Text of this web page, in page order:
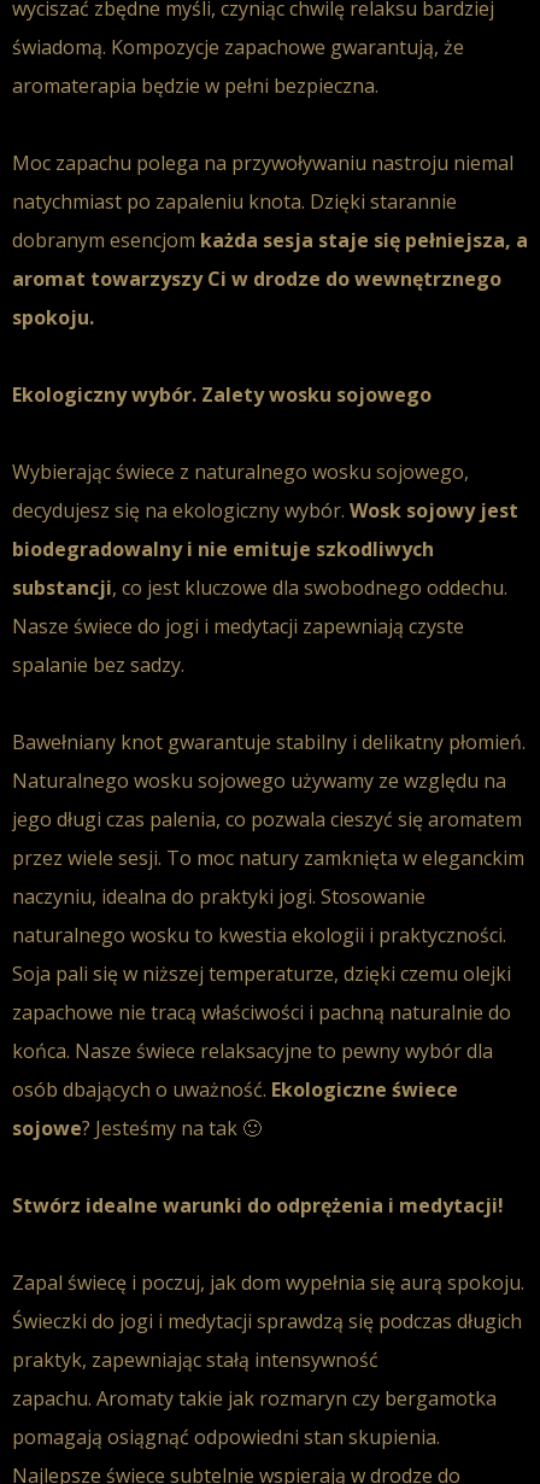
wyciszać zbędne myśli, czyniąc chwilę relaksu bardziej
świadomą. Kompozycje zapachowe gwarantują, że
aromaterapia będzie w pełni bezpieczna.
Moc zapachu polega na przywoływaniu nastroju niemal
natychmiast po zapaleniu knota. Dzięki starannie
dobranym esencjom każda sesja staje się pełniejsza, a
aromat towarzyszy Ci w drodze do wewnętrznego
spokoju.
Ekologiczny wybór. Zalety wosku sojowego
Wybierając świece z naturalnego wosku sojowego,
decydujesz się na ekologiczny wybór. Wosk sojowy jest
biodegradowalny i nie emituje szkodliwych
substancji, co jest kluczowe dla swobodnego oddechu.
Nasze świece do jogi i medytacji zapewniają czyste
spalanie bez sadzy.
Bawełniany knot gwarantuje stabilny i delikatny płomień.
Naturalnego wosku sojowego używamy ze względu na
jego długi czas palenia, co pozwala cieszyć się aromatem
przez wiele sesji. To moc natury zamknięta w eleganckim
naczyniu, idealna do praktyki jogi. Stosowanie
naturalnego wosku to kwestia ekologii i praktyczności.
Soja pali się w niższej temperaturze, dzięki czemu olejki
zapachowe nie tracą właściwości i pachną naturalnie do
końca. Nasze świece relaksacyjne to pewny wybór dla
osób dbających o uważność. Ekologiczne świece
sojowe? Jesteśmy na tak 🙂
Stwórz idealne warunki do odprężenia i medytacji!
Zapal świecę i poczuj, jak dom wypełnia się aurą spokoju.
Świeczki do jogi i medytacji sprawdzą się podczas długich
praktyk, zapewniając stałą intensywność
zapachu. Aromaty takie jak rozmaryn czy bergamotka
pomagają osiągnąć odpowiedni stan skupienia.
Najlepsze świece subtelnie wspierają w drodze do